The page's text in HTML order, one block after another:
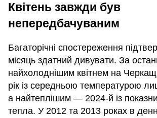
Квітень завжди був
непередбачуваним
Багаторічні спостереження
місяць здатний дивувати. За
найхолоднішим квітнем на
рік із середньою температурою
а найтеплішим — 2024-й із
тепла. У 2012 та 2013 роках в